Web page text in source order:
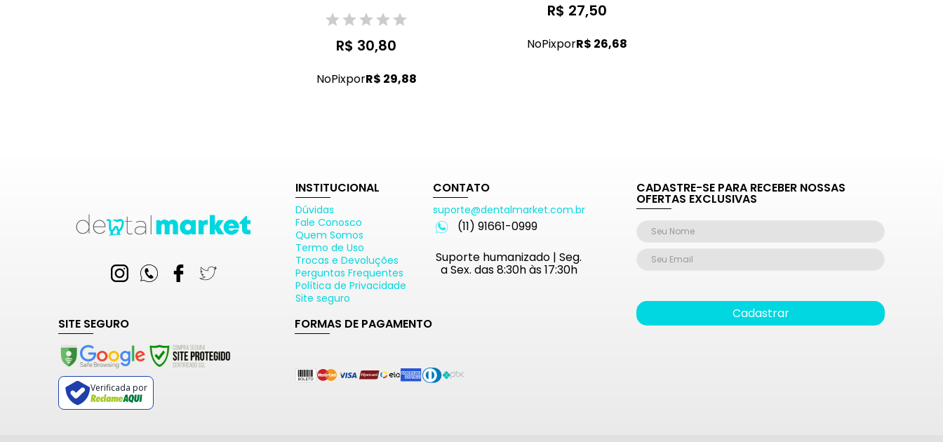
R$ 30,80
NoPixporR$ 29,88
R$ 27,50
NoPixporR$ 26,68
INSTITUCIONAL
Dúvidas
Fale Conosco
Quem Somos
Termo de Uso
Trocas e Devoluções
Perguntas Frequentes
Política de Privacidade
Site seguro
CONTATO
suporte@dentalmarket.com.br
(11) 91661-0999
Suporte humanizado | Seg.
a Sex. das 8:30h às 17:30h
SITE SEGURO
Verificada por
FORMAS DE PAGAMENTO
CADASTRE-SE PARA RECEBER NOSSAS
OFERTAS EXCLUSIVAS
Cadastrar